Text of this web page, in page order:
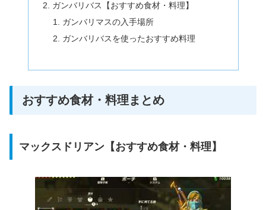
ガンバリバス【おすすめ食材・料理】
ガンバリマスの入手場所
ガンバリバスを使ったおすすめ料理
おすすめ食材・料理まとめ
マックスドリアン【おすすめ食材・料理】